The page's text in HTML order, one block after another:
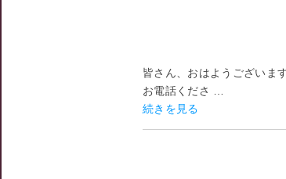
皆さん、おはようござい
お電話くださ …
続きを見る